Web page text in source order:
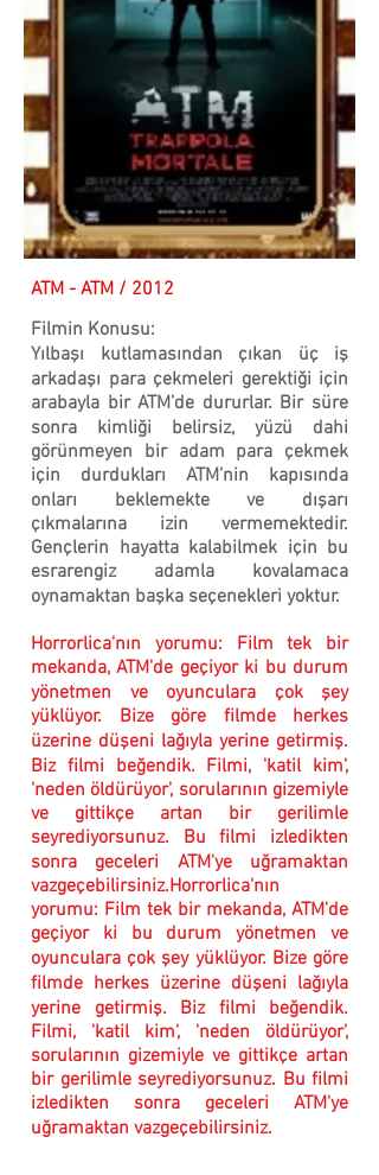
ATM - ATM / 2012
Filmin Konusu:
Yılbaşı kutlamasından çıkan üç iş
arkadaşı para çekmeleri gerektiği için
arabayla bir ATM’de dururlar. Bir süre
sonra kimliği belirsiz, yüzü dahi
görünmeyen bir adam para çekmek
için durdukları ATM’nin kapısında
onları beklemekte ve dışarı
çıkmalarına izin vermemektedir.
Gençlerin hayatta kalabilmek için bu
esrarengiz adamla kovalamaca
oynamaktan başka seçenekleri yoktur.
Horrorlica'nın yorumu: Film tek bir
mekanda, ATM'de geçiyor ki bu durum
yönetmen ve oyunculara çok şey
yüklüyor. Bize göre filmde herkes
üzerine düşeni lağıyla yerine getirmiş.
Biz filmi beğendik. Filmi, 'katil kim',
'neden öldürüyor', sorularının gizemiyle
ve gittikçe artan bir gerilimle
seyrediyorsunuz. Bu filmi izledikten
sonra geceleri ATM'ye uğramaktan
vazgeçebilirsiniz.Horrorlica'nın
yorumu: Film tek bir mekanda, ATM'de
geçiyor ki bu durum yönetmen ve
oyunculara çok şey yüklüyor. Bize göre
filmde herkes üzerine düşeni lağıyla
yerine getirmiş. Biz filmi beğendik.
Filmi, 'katil kim', 'neden öldürüyor',
sorularının gizemiyle ve gittikçe artan
bir gerilimle seyrediyorsunuz. Bu filmi
izledikten sonra geceleri ATM'ye
uğramaktan vazgeçebilirsiniz.